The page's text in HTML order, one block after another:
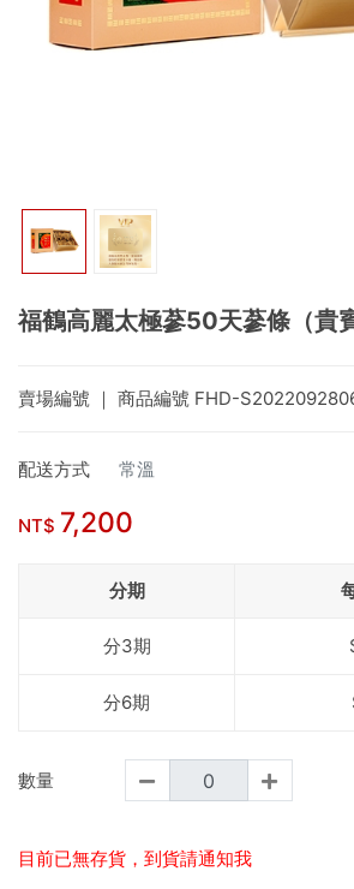
福鶴高麗太極蔘50天蔘條（貴
賣場編號 ｜ 商品編號 FHD-
配送方式 常溫
NT$ 7,200
分期
分3期
分6期
數量
目前已無存貨，到貨請通知我